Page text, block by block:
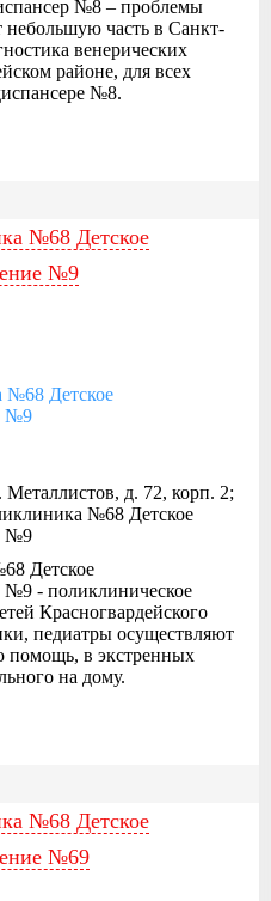
№8 – проблемы
небольшую часть в Санкт-
венерических
районе, для всех
№8.
№68 Детское
№9
Металлистов, д. 72, корп. 2;
№68 Детское
№9
Детское
№9 - поликлиническое
Красногвардейского
педиатры осуществляют
помощь, в экстренных
на дому.
№68 Детское
№69